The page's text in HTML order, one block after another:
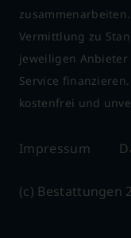
Vermittlung zu
jeweiligen
Service
kostenfrei und
Impressum
(c) Bestattungen